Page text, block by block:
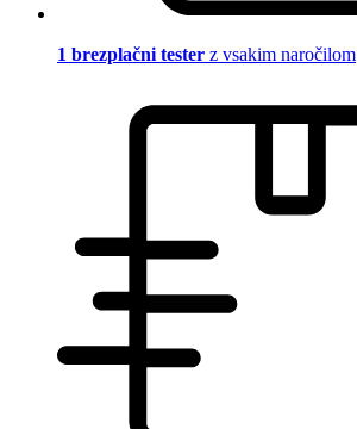
1 brezplačni tester z vsakim naročilom